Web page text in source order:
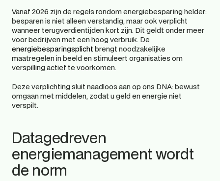
Vanaf 2026 zijn de regels rondom energiebesparing helder:
besparen is niet alleen verstandig, maar ook verplicht
wanneer terugverdientijden kort zijn. Dit geldt onder meer
voor bedrijven met een hoog verbruik. De
energiebesparingsplicht brengt noodzakelijke
maatregelen in beeld en stimuleert organisaties om
verspilling actief te voorkomen.
Deze verplichting sluit naadloos aan op ons DNA: bewust
omgaan met middelen, zodat u geld en energie niet
verspilt.
Datagedreven
energiemanagement wordt
de norm